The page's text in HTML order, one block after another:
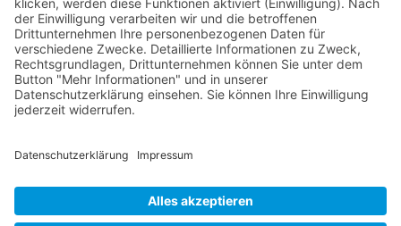
Kontakt
Postanschrift
Traumkatzen e.V.
89231 Neu-Ulm